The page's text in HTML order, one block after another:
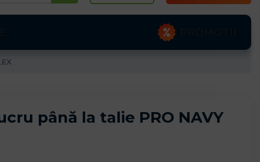
până la talie PRO NAVY